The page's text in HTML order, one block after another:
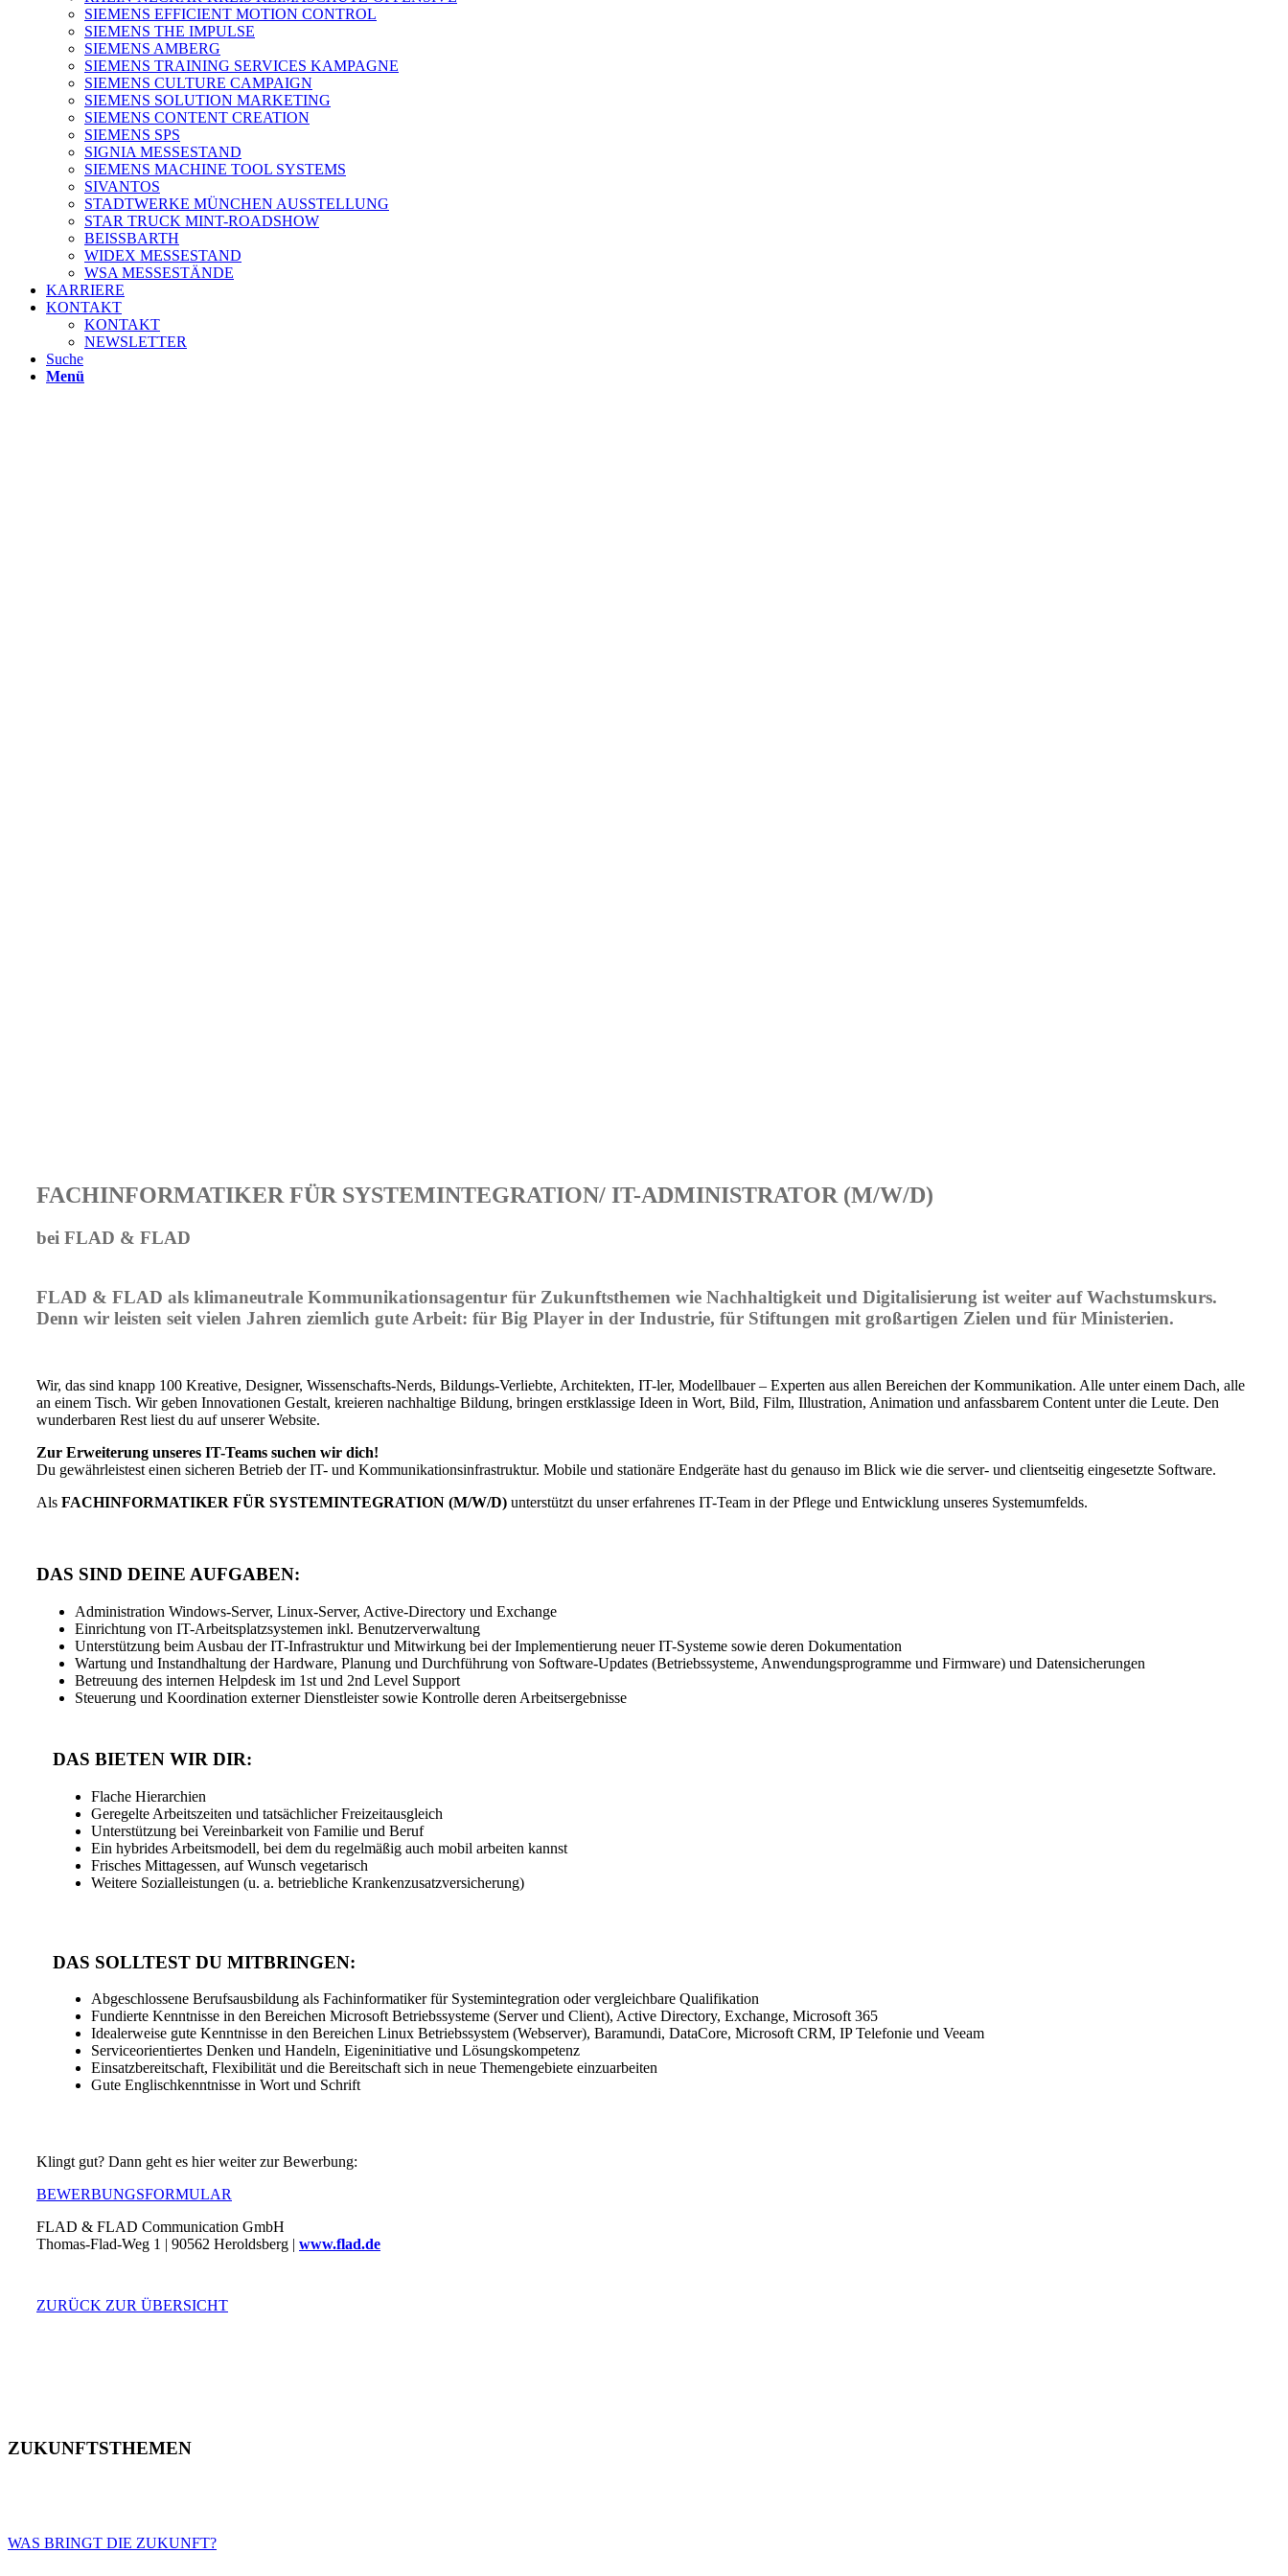
SIEMENS EFFICIENT MOTION CONTROL
SIEMENS THE IMPULSE
SIEMENS AMBERG
SIEMENS TRAINING SERVICES KAMPAGNE
SIEMENS CULTURE CAMPAIGN
SIEMENS SOLUTION MARKETING
SIEMENS CONTENT CREATION
SIEMENS SPS
SIGNIA MESSESTAND
SIEMENS MACHINE TOOL SYSTEMS
SIVANTOS
STADTWERKE MÜNCHEN AUSSTELLUNG
STAR TRUCK MINT-ROADSHOW
BEISSBARTH
WIDEX MESSESTAND
WSA MESSESTÄNDE
KARRIERE
KONTAKT
KONTAKT
NEWSLETTER
Suche
Menü
FACHINFORMATIKER FÜR SYSTEMINTEGRATION/ IT-ADMINISTRATOR (M/W/D)
bei FLAD & FLAD
FLAD & FLAD als klimaneutrale Kommunikationsagentur für Zukunftsthemen wie Nachhaltigkeit und Digitalisierung ist weiter auf Wachstumskurs.
Denn wir leisten seit vielen Jahren ziemlich gute Arbeit: für Big Player in der Industrie, für Stiftungen mit großartigen Zielen und für Ministerien.
Wir, das sind knapp 100 Kreative, Designer, Wissenschafts-Nerds, Bildungs-Verliebte, Architekten, IT-ler, Modellbauer – Experten aus allen Bereichen der Kommunikation. Alle unter einem Dach, alle
an einem Tisch. Wir geben Innovationen Gestalt, kreieren nachhaltige Bildung, bringen erstklassige Ideen in Wort, Bild, Film, Illustration, Animation und anfassbarem Content unter die Leute. Den
wunderbaren Rest liest du auf unserer Website.
Zur Erweiterung unseres IT-Teams suchen wir dich!
Du gewährleistest einen sicheren Betrieb der IT- und Kommunikationsinfrastruktur. Mobile und stationäre Endgeräte hast du genauso im Blick wie die server- und clientseitig eingesetzte Software.
Als FACHINFORMATIKER FÜR SYSTEMINTEGRATION (M/W/D) unterstützt du unser erfahrenes IT-Team in der Pflege und Entwicklung unseres Systemumfelds.
DAS SIND DEINE AUFGABEN:
Administration Windows-Server, Linux-Server, Active-Directory und Exchange
Einrichtung von IT-Arbeitsplatzsystemen inkl. Benutzerverwaltung
Unterstützung beim Ausbau der IT-Infrastruktur und Mitwirkung bei der Implementierung neuer IT-Systeme sowie deren Dokumentation
Wartung und Instandhaltung der Hardware, Planung und Durchführung von Software-Updates (Betriebssysteme, Anwendungsprogramme und Firmware) und Datensicherungen
Betreuung des internen Helpdesk im 1st und 2nd Level Support
Steuerung und Koordination externer Dienstleister sowie Kontrolle deren Arbeitsergebnisse
DAS BIETEN WIR DIR:
Flache Hierarchien
Geregelte Arbeitszeiten und tatsächlicher Freizeitausgleich
Unterstützung bei Vereinbarkeit von Familie und Beruf
Ein hybrides Arbeitsmodell, bei dem du regelmäßig auch mobil arbeiten kannst
Frisches Mittagessen, auf Wunsch vegetarisch
Weitere Sozialleistungen (u. a. betriebliche Krankenzusatzversicherung)
DAS SOLLTEST DU MITBRINGEN:
Abgeschlossene Berufsausbildung als Fachinformatiker für Systemintegration oder vergleichbare Qualifikation
Fundierte Kenntnisse in den Bereichen Microsoft Betriebssysteme (Server und Client), Active Directory, Exchange, Microsoft 365
Idealerweise gute Kenntnisse in den Bereichen Linux Betriebssystem (Webserver), Baramundi, DataCore, Microsoft CRM, IP Telefonie und Veeam
Serviceorientiertes Denken und Handeln, Eigeninitiative und Lösungskompetenz
Einsatzbereitschaft, Flexibilität und die Bereitschaft sich in neue Themengebiete einzuarbeiten
Gute Englischkenntnisse in Wort und Schrift
Klingt gut? Dann geht es hier weiter zur Bewerbung:
BEWERBUNGSFORMULAR
FLAD & FLAD Communication GmbH
Thomas-Flad-Weg 1 | 90562 Heroldsberg | www.flad.de
ZURÜCK ZUR ÜBERSICHT
ZUKUNFTSTHEMEN
WAS BRINGT DIE ZUKUNFT?